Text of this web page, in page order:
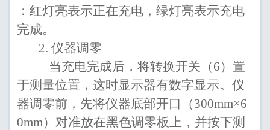
：红灯亮表示正在充电，绿灯亮表示充电
完成。
2.仪器调零
当充电完成后，将转换开关 （6） 置
于测量位置，这时显示器有数字显示。仪
器调零前 ， 先将仪器底部开口（300mm×6
0mm） 对准放在黑色调零板上，并按下测